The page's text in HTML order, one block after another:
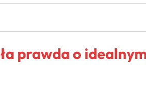
prawda o